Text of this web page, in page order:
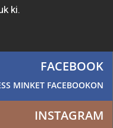
ki.
FACEBOOK
MINKET FACEBOOKON
INSTAGRAM